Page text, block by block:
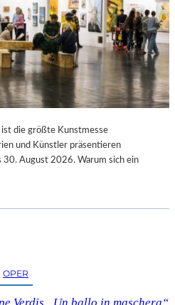
die größte Kunstmesse
und Künstler präsentieren
August 2026. Warum sich ein
OPER